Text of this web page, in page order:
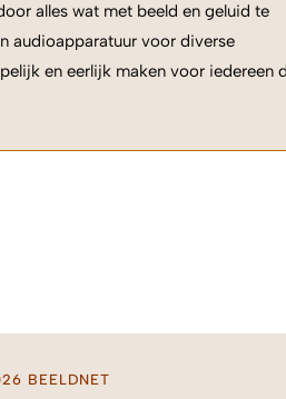
alles wat met beeld en geluid te
audioapparatuur voor diverse
en eerlijk maken voor iedereen
BEELDNET